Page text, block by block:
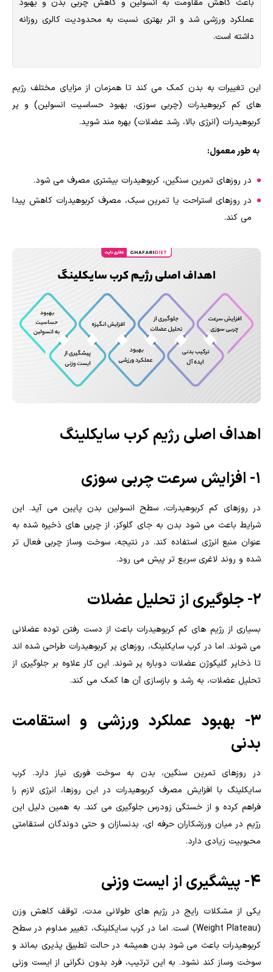
باعث کاهش مقاومت به انسولین و کاهش چربی بدن و بهبود
عملکرد ورزشی شد و اثر بهتری نسبت به محدودیت کالری روزانه
داشته است.
این تغییرات به بدن کمک می کند تا همزمان از مزایای مختلف رژیم
های کم کربوهیدرات (چربی سوزی، بهبود حساسیت انسولین) و پر
کربوهیدرات (انرژی بالا، رشد عضلات) بهره مند شوید.
به طور معمول:
در روزهای تمرین سنگین، کربوهیدرات بیشتری مصرف می شود.
در روزهای استراحت یا تمرین سبک، مصرف کربوهیدرات کاهش پیدا
می کند.
اهداف اصلی رژیم کرب سایکلینگ
۱- افزایش سرعت چربی سوزی
در روزهای کم کربوهیدرات، سطح انسولین بدن پایین می آید. این
شرایط باعث می شود بدن به جای گلوکز، از چربی های ذخیره شده به
عنوان منبع انرژی استفاده کند. در نتیجه، سوخت وساز چربی فعال تر
شده و روند لاغری سریع تر پیش می رود.
۲- جلوگیری از تحلیل عضلات
بسیاری از رژیم های کم کربوهیدرات باعث از دست رفتن توده عضلانی
می شوند. اما در کرب سایکلینگ، روزهای پر کربوهیدرات طراحی شده اند
تا ذخایر گلیکوژن عضلات دوباره پر شوند. این کار علاوه بر جلوگیری از
تحلیل عضلات، به رشد و بازسازی آن ها کمک می کند.
۳- بهبود عملکرد ورزشی و استقامت
بدنی
در روزهای تمرین سنگین، بدن به سوخت فوری نیاز دارد. کرب
سایکلینگ با افزایش مصرف کربوهیدرات در این روزها، انرژی لازم را
فراهم کرده و از خستگی زودرس جلوگیری می کند. به همین دلیل این
رژیم در میان ورزشکاران حرفه ای، بدنسازان و حتی دوندگان استقامتی
محبوبیت زیادی دارد.
۴- پیشگیری از ایست وزنی
یکی از مشکلات رایج در رژیم های طولانی مدت، توقف کاهش وزن
(Weight Plateau) است. اما در کرب سایکلینگ، تغییر مداوم در سطح
کربوهیدرات باعث می شود بدن همیشه در حالت تطبیق پذیری بماند و
سوخت وساز کند نشود. به این ترتیب، فرد بدون نگرانی از ایست وزنی